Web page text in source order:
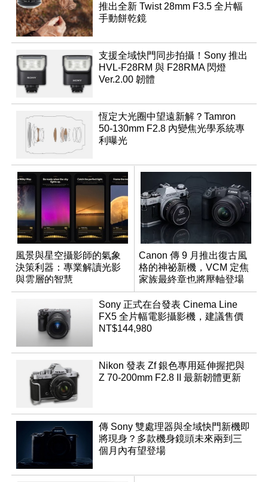
推出全新 Twist 28mm F3.5 全片幅
手動餅乾鏡
支援全域快門同步拍攝！Sony 推出
HVL-F28RM 與 F28RMA 閃燈
Ver.2.00 韌體
恆定大光圈中望遠新解？Tamron
50-130mm F2.8 內變焦光學系統專
利曝光
風景與星空攝影師的氣象
決策利器：專業解讀光影
與雲層的智慧
App「Atmos」登場
Canon 傳 9 月推出復古風
格的神祕新機，VCM 定焦
家族最終章也將壓軸登場
Sony 正式在台發表 Cinema Line
FX5 全片幅電影攝影機，建議售價
NT$144,980
Nikon 發表 Zf 銀色專用延伸握把與
Z 70-200mm F2.8 II 最新韌體更新
傳 Sony 雙處理器與全域快門新機即
將現身？多款機身鏡頭未來兩到三
個月內有望登場